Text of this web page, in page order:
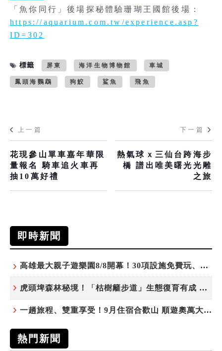
「魚你同行」後場探秘體驗珊瑚王國館後場：
https://aquarium.com.tw/experience.asp?
ID=302
標籤 屏東 海洋生物博物館 車城
鳳頭海鸚鵡 狗鮫 鯊魚 飛魚
上一篇
花現參山單車嘉年華限
量報名 騎車追火車再
抽10萬好禮
下一篇
熱氣球ｘ三仙台跨海步
橋 譜出唯美曙光光雕
之旅
即時新聞
高雄最大親子遊樂園8/8開幕！30項設施免費玩、YOYO家族嗨翻暑假
虎頭埤森林秘境！「枯樹籬步道」生態復育有成 走進大自然生命教室
一趟旅程、雙重享受！9月住宿合歡山 順遊奧萬大10元優惠入園
熱門新聞